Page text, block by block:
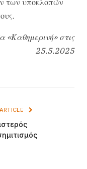
των υποκλοπών
«Καθημερινή» στις
25.5.2025